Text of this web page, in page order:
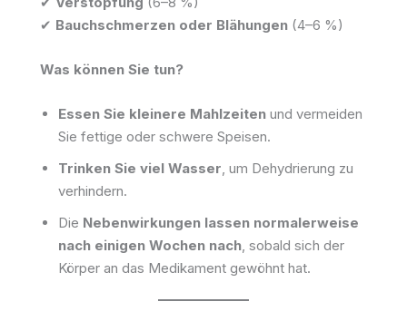
✔ Bauchschmerzen oder Blähungen (4–6 %)
Was können Sie tun?
Essen Sie kleinere Mahlzeiten und vermeiden
Sie fettige oder schwere Speisen.
Trinken Sie viel Wasser , um Dehydrierung zu
verhindern.
Die Nebenwirkungen lassen normalerweise
nach einigen Wochen nach , sobald sich der
Körper an das Medikament gewöhnt hat.